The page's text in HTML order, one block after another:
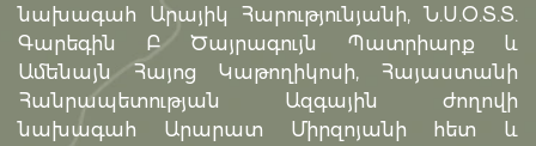
նախագահ Արայիկ Հարությունյանի, Ն.Ս.Օ.Տ.Տ.
Գարեգին Բ Ծայրագույն Պատրիարք և
Ամենայն Հայոց Կաթողիկոսի, Հայաստանի
Հանրապետության Ազգային ժողովի
նախագահ Արարատ Միրզոյանի հետ և